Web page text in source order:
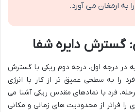
به ارمغان می آورد.
گسترش دایره شفا
در درجه اول، درجه دوم ریکی با گسترش
را به سطحی عمیق تر از کار با انرژی
فرد با نمادهای مقدس ریکی آشنا می
را فراتر از محدودیت های زمانی و مکانی